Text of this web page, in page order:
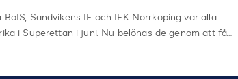
BoIS, Sandvikens IF och IFK Norrköping var alla
i Superettan i juni. Nu belönas de genom att få…